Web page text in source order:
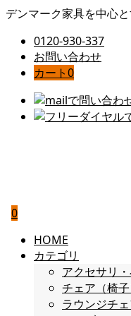
デンマーク家具を中心
0120-930-337
お問い合わせ
カート0
0
HOME
カテゴリ
アクセサリ
チェア（椅子
ラウンジチェ